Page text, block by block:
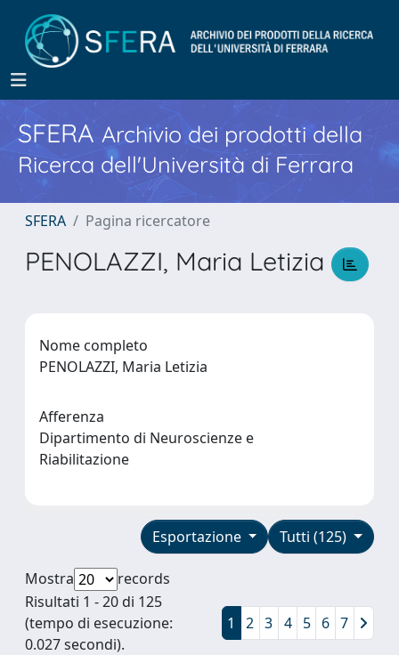
SFERA Archivio dei prodotti della
Ricerca dell'Università di Ferrara
SFERA Pagina ricercatore
PENOLAZZI, Maria Letizia
Nome completo
PENOLAZZI, Maria Letizia
Afferenza
Dipartimento di Neuroscienze e
Riabilitazione
Tutti (125)
Esportazione
Mostra
records
Risultati 1 - 20 di 125
(tempo di esecuzione:
0.027 secondi).
1 2 3 4 5 6 7